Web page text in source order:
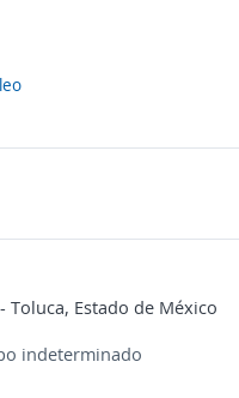
- Toluca, Estado de México
indeterminado